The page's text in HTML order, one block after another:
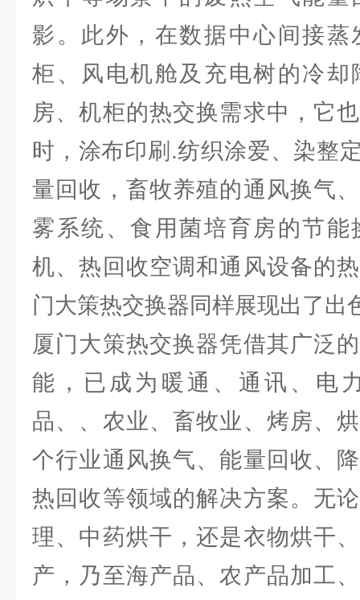
影。此外，在数据中心间接
柜、风电机舱及充电树的冷却
房、机柜的热交换需求中，它
时，涂布印刷.纺织涂爱、染整
量回收，畜牧养殖的通风换气
雾系统、食用菌培育房的节
机、热回收空调和通风设备的
门大策热交换器同样展现出了出
厦门大策热交换器凭借其广泛
能，已成为暖通、通讯、电
品、、农业、畜牧业、烤房、
个行业通风换气、能量回收、
热回收等领域的解决方案。无
理、中药烘干，还是衣物烘干
产，乃至海产品、农产品加工